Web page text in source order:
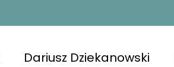
Dariusz Dziekanowski